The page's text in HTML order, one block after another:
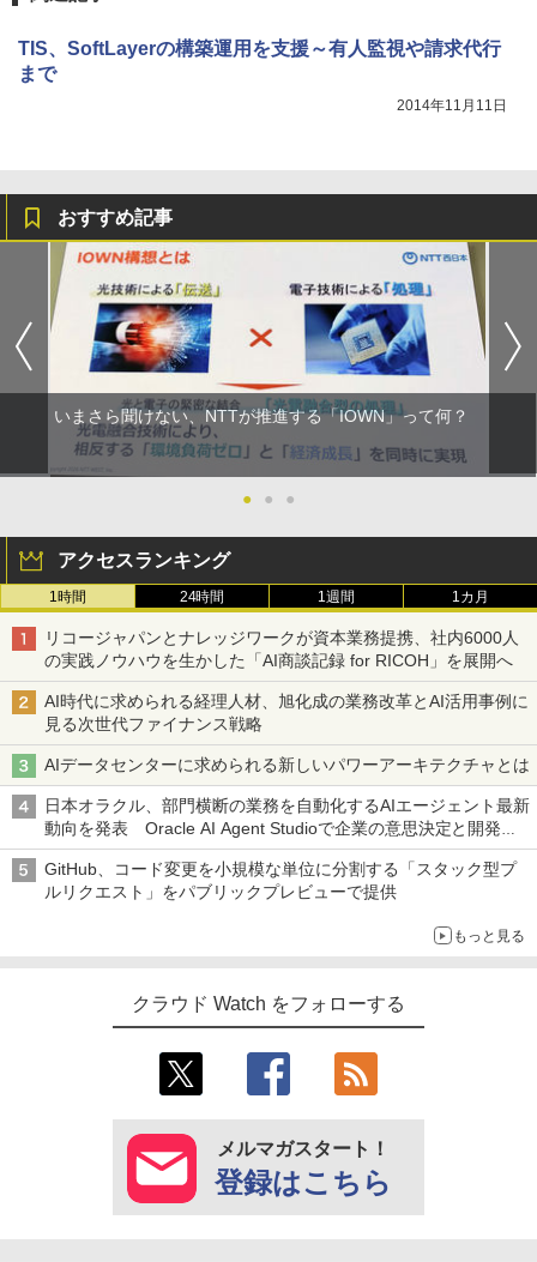
TIS、SoftLayerの構築運用を支援～有人監視や請求代行
まで
2014年11月11日
おすすめ記事
いまさら聞けない、NTTが推進する「IOWN」って何？
● ● ●
アクセスランキング
1時間 24時間 1週間 1カ月
リコージャパンとナレッジワークが資本業務提携、社内6000人
の実践ノウハウを生かした「AI商談記録 for RICOH」を展開へ
AI時代に求められる経理人材、旭化成の業務改革とAI活用事例に
見る次世代ファイナンス戦略
AIデータセンターに求められる新しいパワーアーキテクチャとは
日本オラクル、部門横断の業務を自動化するAIエージェント最新
動向を発表 Oracle AI Agent Studioで企業の意思決定と開発を
加速
GitHub、コード変更を小規模な単位に分割する「スタック型プ
ルリクエスト」をパブリックプレビューで提供
もっと見る
クラウド Watch をフォローする
メルマガスタート！
登録はこちら